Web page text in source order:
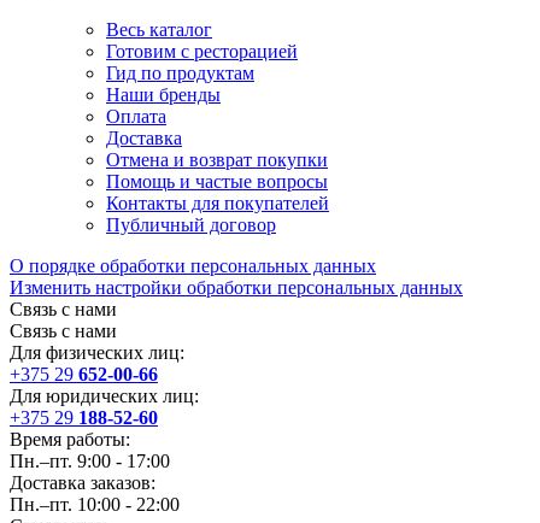
Весь каталог
Готовим с ресторацией
Гид по продуктам
Наши бренды
Оплата
Доставка
Отмена и возврат покупки
Помощь и частые вопросы
Контакты для покупателей
Публичный договор
О порядке обработки персональных данных
Изменить настройки обработки персональных данных
Связь с нами
Связь с нами
Для физических лиц:
+375 29 652-00-66
Для юридических лиц:
+375 29 188-52-60
Время работы:
Пн.–пт. 9:00 - 17:00
Доставка заказов:
Пн.–пт. 10:00 - 22:00